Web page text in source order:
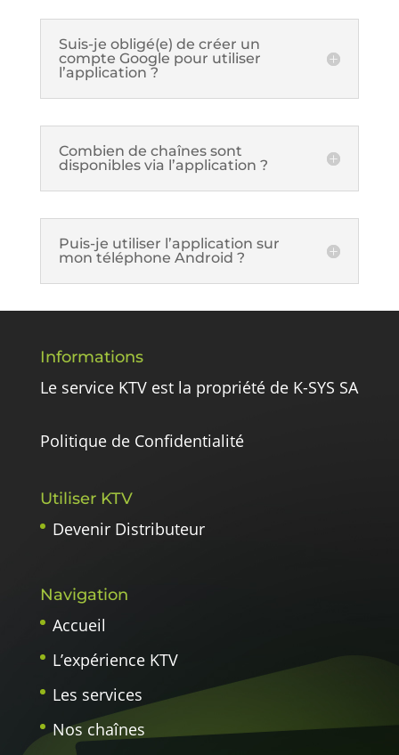
Suis-je obligé(e) de créer un
compte Google pour utiliser
l’application ?
Combien de chaînes sont
disponibles via l’application ?
Puis-je utiliser l’application sur
mon téléphone Android ?
Informations
Le service KTV est la propriété de K-SYS SA
Politique de Confidentialité
Utiliser KTV
Devenir Distributeur
Navigation
Accueil
L’expérience KTV
Les services
Nos chaînes